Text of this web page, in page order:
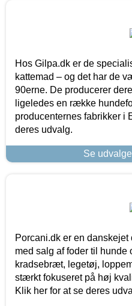
Hos Gilpa.dk er de
kattemad – og det har de
90erne. De producerer
ligeledes en række
producenternes fabrikker i
deres udvalg.
Se
Porcani.dk er en
med salg af foder til hunde
kradsebræt, legetøj,
stærkt fokuseret på høj
Klik her for at se deres